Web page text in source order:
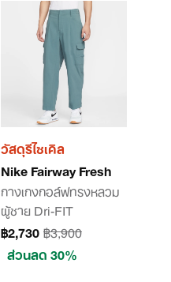
วัสดุรีไซเคิล
Nike Fairway Fresh
กางเกงกอล์ฟทรงหลวม
ผู้ชาย Dri-FIT
฿2,730฿3,900
ส่วนลด 30%